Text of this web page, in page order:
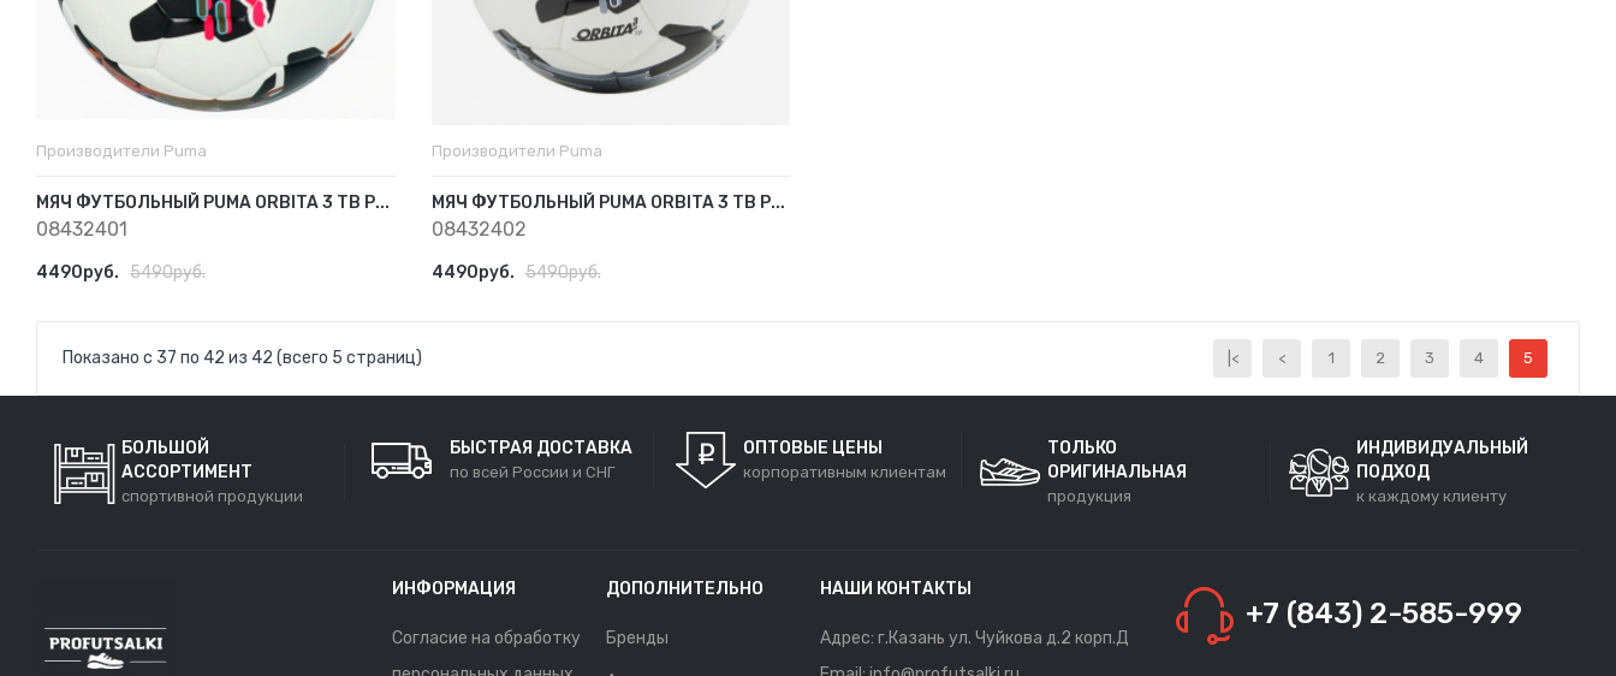
Производители Puma
⁠МЯЧ ФУТБОЛЬНЫЙ PUMA ORBITA 3 TB Р...
08432401
4490руб. 5490руб.
Производители Puma
⁠МЯЧ ФУТБОЛЬНЫЙ PUMA ORBITA 3 TB Р...
08432402
4490руб. 5490руб.
|< < 1 2 3 4 5
Показано с 37 по 42 из 42 (всего 5 страниц)
БОЛЬШОЙ
АССОРТИМЕНТ
спортивной продукции
БЫСТРАЯ ДОСТАВКА
по всей России и СНГ
ОПТОВЫЕ ЦЕНЫ
корпоративным клиентам
ТОЛЬКО
ОРИГИНАЛЬНАЯ
продукция
ИНДИВИДУАЛЬНЫЙ
ПОДХОД
к каждому клиенту
ИНФОРМАЦИЯ
Согласие на обработку
ДОПОЛНИТЕЛЬНО
Бренды
НАШИ КОНТАКТЫ
Адрес: г.Казань ул. Чуйкова д.2 корп.Д
+7 (843) 2-585-999